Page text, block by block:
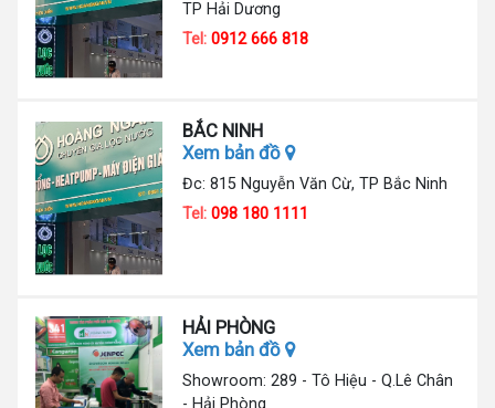
TP Hải Dương
Tel:0912 666 818
BẮC NINH
Xem bản đồ
Đc: 815 Nguyễn Văn Cừ, TP Bắc Ninh
Tel:098 180 1111
HẢI PHÒNG
Xem bản đồ
Showroom: 289 - Tô Hiệu - Q.Lê Chân
- Hải Phòng